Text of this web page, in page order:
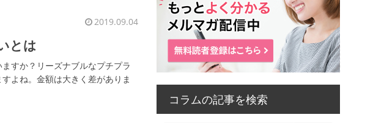
2019.09.04
とは
すか？リーズナブルなプチプラ
よね。金額は大きく差がありま
コラムの記事を検索